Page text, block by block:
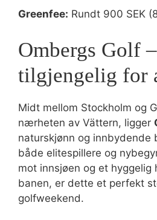
Greenfee: Rundt 900 SEK
Ombergs Golf
tilgjengelig for
Midt mellom Stockholm og
nærheten av Vättern, ligger
naturskjønn og innbydende
både elitespillere og
mot innsjøen og et hyggelig
banen, er dette et perfekt
golfweekend.